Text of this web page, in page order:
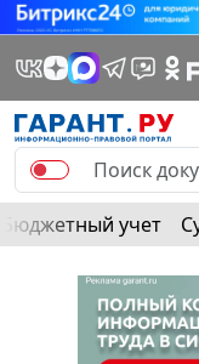
Бюджетный учет